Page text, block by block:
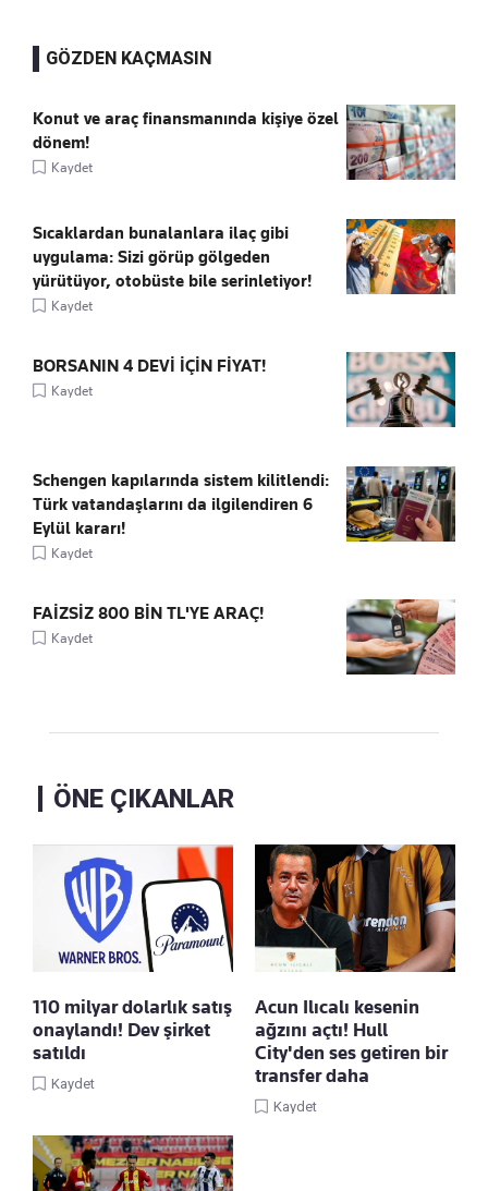
GÖZDEN KAÇMASIN
Konut ve araç finansmanında kişiye özel
dönem!
Kaydet
Sıcaklardan bunalanlara ilaç gibi
uygulama: Sizi görüp gölgeden
yürütüyor, otobüste bile serinletiyor!
Kaydet
BORSANIN 4 DEVİ İÇİN FİYAT!
Kaydet
Schengen kapılarında sistem kilitlendi:
Türk vatandaşlarını da ilgilendiren 6
Eylül kararı!
Kaydet
FAİZSİZ 800 BİN TL'YE ARAÇ!
Kaydet
ÖNE ÇIKANLAR
110 milyar dolarlık satış
onaylandı! Dev şirket
satıldı
Kaydet
Acun Ilıcalı kesenin
ağzını açtı! Hull
City'den ses getiren bir
transfer daha
Kaydet